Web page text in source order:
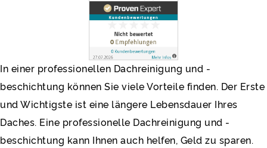
In einer professionellen Dachreinigung und -
beschichtung können Sie viele Vorteile finden. Der Erste
und Wichtigste ist eine längere Lebensdauer Ihres
Daches. Eine professionelle Dachreinigung und -
beschichtung kann Ihnen auch helfen, Geld zu sparen.